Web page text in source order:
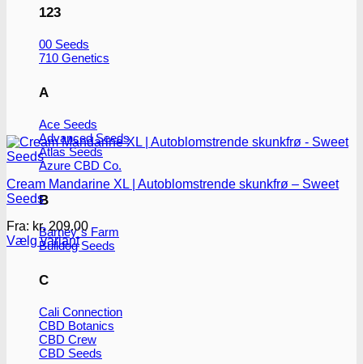
123
00 Seeds
710 Genetics
A
Ace Seeds
Advanced Seeds
Atlas Seeds
Azure CBD Co.
B
Barney´s Farm
Bulldog Seeds
C
Cali Connection
CBD Botanics
CBD Crew
CBD Seeds
Cream Mandarine XL | Autoblomstrende skunkfrø – Sweet
Seeds
Fra: kr.209.00
Vælg variant
varianter.
Mulighederne
vælges